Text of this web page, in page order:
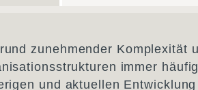
zunehmender Komplexität
immer
und aktuellen